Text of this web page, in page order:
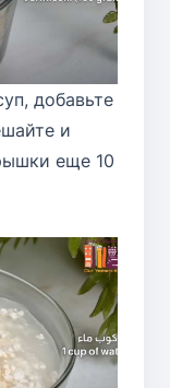
добавьте
и
еще 10